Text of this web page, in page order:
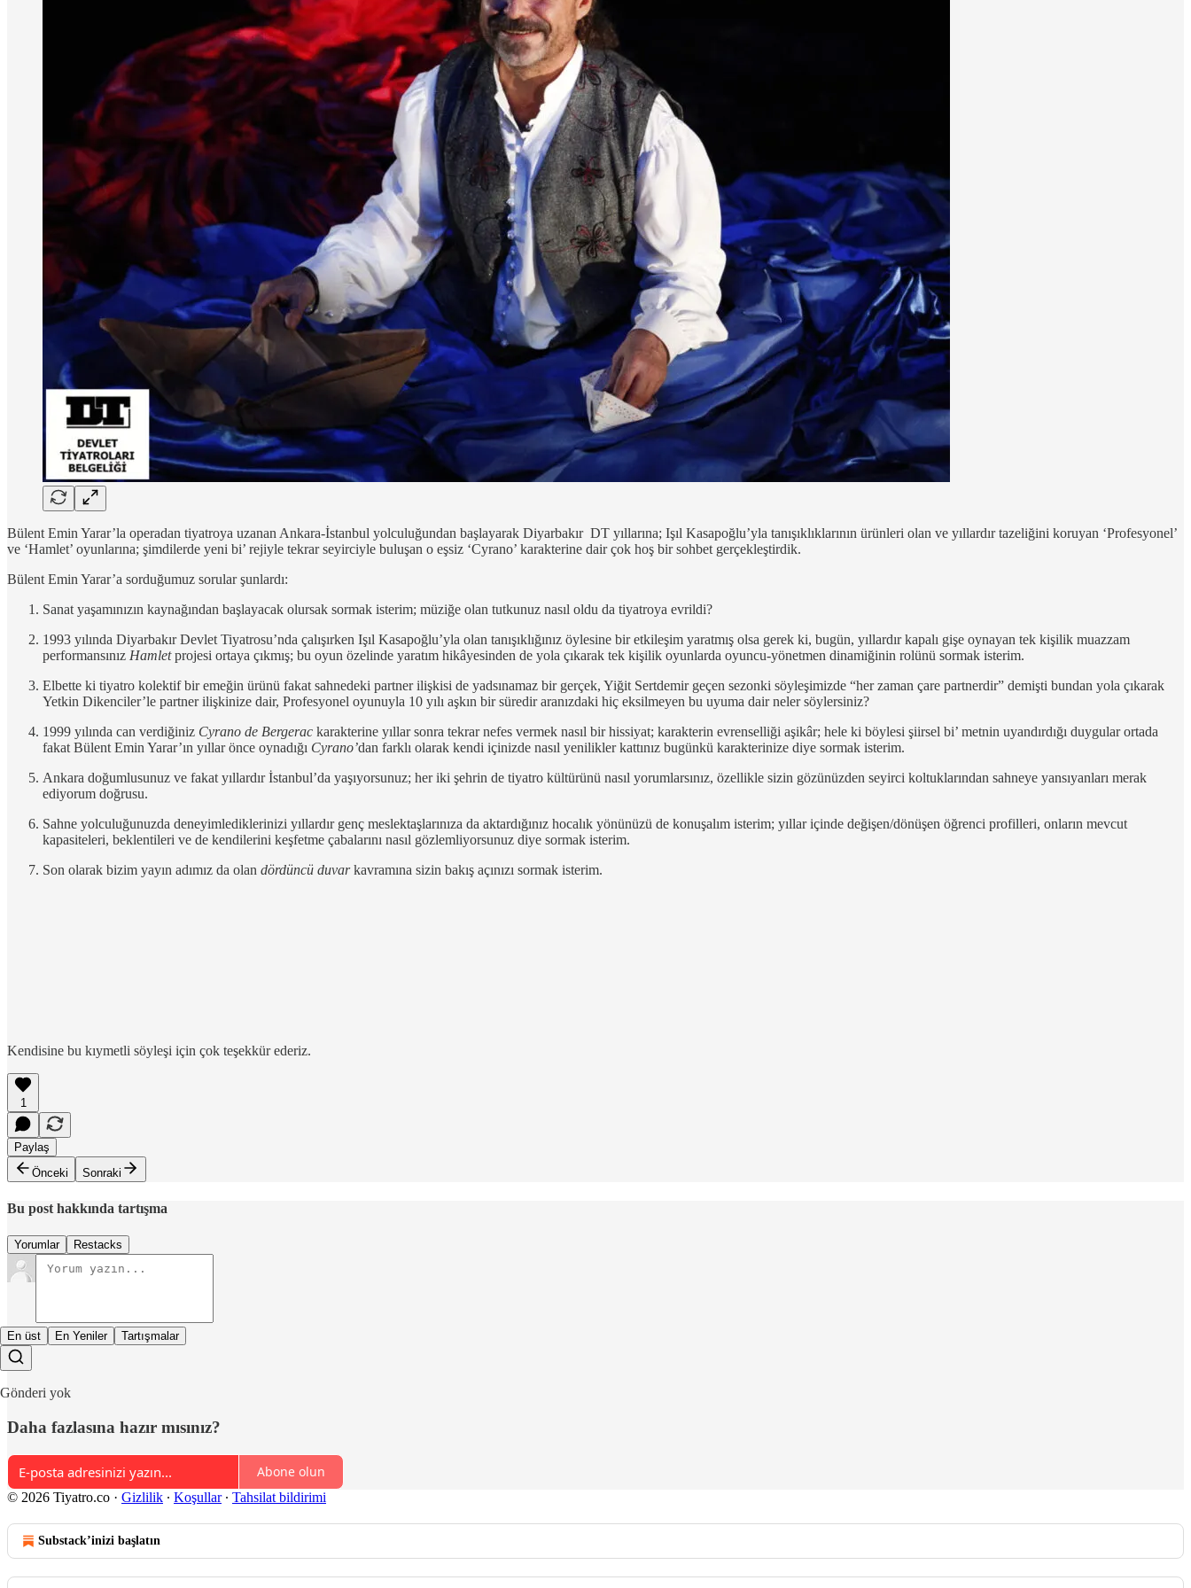
Bülent Emin Yarar’la operadan tiyatroya uzanan Ankara-İstanbul yolculuğundan başlayarak Diyarbakır DT yıllarına; Işıl Kasapoğlu’yla tanışıklıklarının ürünleri olan ve yıllardır tazeliğini koruyan ‘Profesyonel’
ve ‘Hamlet’ oyunlarına; şimdilerde yeni bi’ rejiyle tekrar seyirciyle buluşan o eşsiz ‘Cyrano’ karakterine dair çok hoş bir sohbet gerçekleştirdik.
Bülent Emin Yarar’a sorduğumuz sorular şunlardı:
Sanat yaşamınızın kaynağından başlayacak olursak sormak isterim; müziğe olan tutkunuz nasıl oldu da tiyatroya evrildi?
1993 yılında Diyarbakır Devlet Tiyatrosu’nda çalışırken Işıl Kasapoğlu’yla olan tanışıklığınız öylesine bir etkileşim yaratmış olsa gerek ki, bugün, yıllardır kapalı gişe oynayan tek kişilik muazzam
performansınız Hamletprojesi ortaya çıkmış; bu oyun özelinde yaratım hikâyesinden de yola çıkarak tek kişilik oyunlarda oyuncu-yönetmen dinamiğinin rolünü sormak isterim.
Elbette ki tiyatro kolektif bir emeğin ürünü fakat sahnedeki partner ilişkisi de yadsınamaz bir gerçek, Yiğit Sertdemir geçen sezonki söyleşimizde “her zaman çare partnerdir” demişti bundan yola çıkarak
Yetkin Dikenciler’le partner ilişkinize dair, Profesyonel oyunuyla 10 yılı aşkın bir süredir aranızdaki hiç eksilmeyen bu uyuma dair neler söylersiniz?
1999 yılında can verdiğiniz Cyrano de Bergerac karakterine yıllar sonra tekrar nefes vermek nasıl bir hissiyat; karakterin evrenselliği aşikâr; hele ki böylesi şiirsel bi’ metnin uyandırdığı duygular ortada
fakat Bülent Emin Yarar’ın yıllar önce oynadığı Cyrano’dan farklı olarak kendi içinizde nasıl yenilikler kattınız bugünkü karakterinize diye sormak isterim.
Ankara doğumlusunuz ve fakat yıllardır İstanbul’da yaşıyorsunuz; her iki şehrin de tiyatro kültürünü nasıl yorumlarsınız, özellikle sizin gözünüzden seyirci koltuklarından sahneye yansıyanları merak
ediyorum doğrusu.
Sahne yolculuğunuzda deneyimlediklerinizi yıllardır genç meslektaşlarınıza da aktardığınız hocalık yönünüzü de konuşalım isterim; yıllar içinde değişen/dönüşen öğrenci profilleri, onların mevcut
kapasiteleri, beklentileri ve de kendilerini keşfetme çabalarını nasıl gözlemliyorsunuz diye sormak isterim.
Son olarak bizim yayın adımız da olan dördüncü duvarkavramına sizin bakış açınızı sormak isterim.
Kendisine bu kıymetli söyleşi için çok teşekkür ederiz.
1
Paylaş
Önceki
Sonraki
Bu post hakkında tartışma
Yorumlar Restacks
En üst En Yeniler Tartışmalar
Gönderi yok
Daha fazlasına hazır mısınız?
Abone olun
© 2026 Tiyatro.co · Gizlilik ∙ Koşullar∙ Tahsilat bildirimi
Substack’inizi başlatın